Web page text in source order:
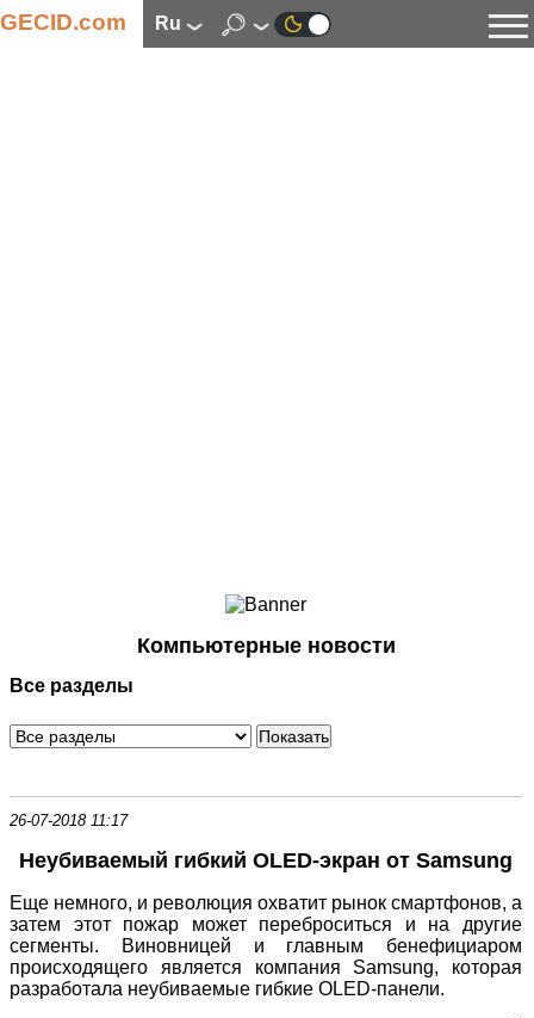
GECID.com ru
Смартфоны
Периферия
Программное обеспечение
Компьютерные новости
Все разделы
26-07-2018 11:17
Неубиваемый гибкий OLED-экран от Samsung
Еще немного, и революция охватит рынок смартфонов, а
затем этот пожар может переброситься и на другие
сегменты. Виновницей и главным бенефициаром
происходящего является компания Samsung, которая
разработала неубиваемые гибкие OLED-панели.